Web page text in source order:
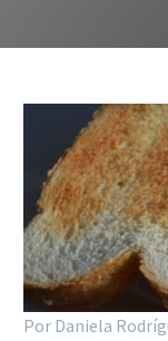
Por Daniela